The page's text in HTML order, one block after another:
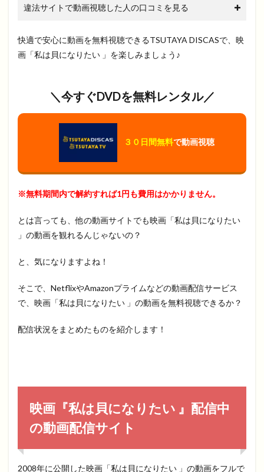
違法サイトで動画視聴した人の口コミを見る
快適で安心に動画を無料視聴できるTSUTAYA DISCASで、映
画「私は貝になりたい 」を楽しみましょう♪
＼今すぐDVDを無料レンタル／
３０日間無料で動画視聴
※無料期間内で解約すれば1円も費用はかかりません。
とは言っても、他の動画サイトでも映画「私は貝になりたい
」の動画を観れるんじゃないの？
と、気になりますよね！
そこで、NetflixやAmazonプライムなどの動画配信サービス
で、映画「私は貝になりたい 」の動画を無料視聴できるか？
配信状況をまとめたものを紹介します！
映画『私は貝になりたい 』配信中
の動画配信サイト
2008年に公開した映画「私は貝になりたい 」の動画をフルで